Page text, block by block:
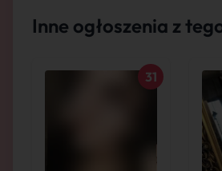
Inne ogłoszenia z
31